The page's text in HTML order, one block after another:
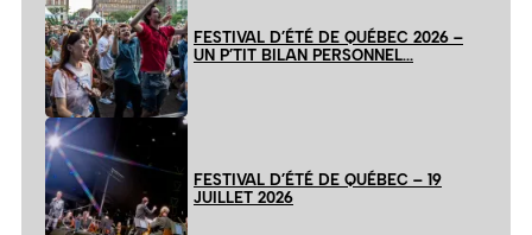
FESTIVAL D’ÉTÉ DE QUÉBEC 2026 –
UN P’TIT BILAN PERSONNEL…
FESTIVAL D’ÉTÉ DE QUÉBEC – 19
JUILLET 2026